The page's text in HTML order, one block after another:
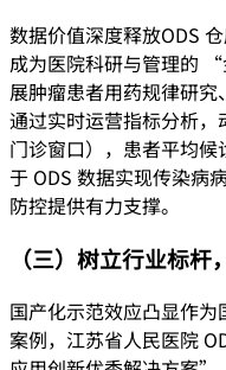
数据价值深度释放ODS
成为医院科研与管理的
展肿瘤患者用药规律研究
通过实时运营指标分析
门诊窗口），患者平均
于 ODS 数据实现传染病
防控提供有力支撑。
（三）树立行业标杆
国产化示范效应凸显作
案例，江苏省人民医院